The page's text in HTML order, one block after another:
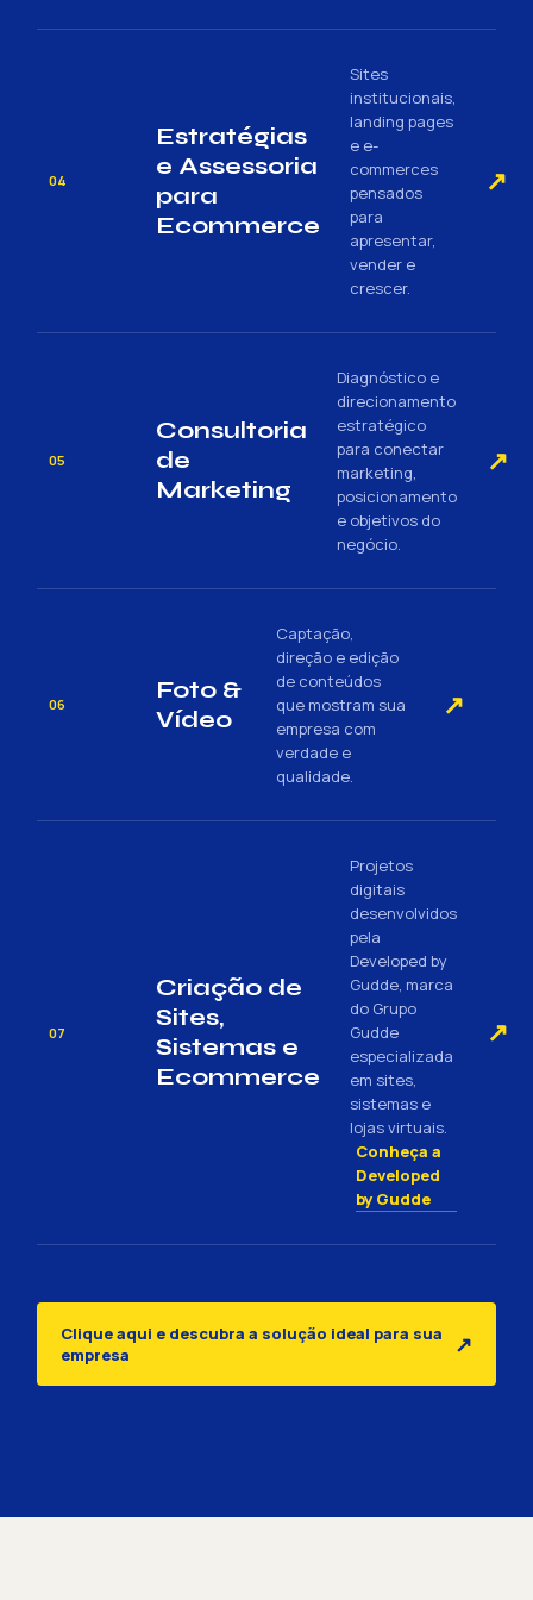
04
Estratégias
e Assessoria
para
Ecommerce
Sites
institucionais,
landing pages
e e-
commerces
pensados
para
apresentar,
vender e
crescer.
↗
05
Consultoria
de
Marketing
Diagnóstico e
direcionamento
estratégico
para conectar
marketing,
posicionamento
e objetivos do
negócio.
↗
06
Foto &
Vídeo
Captação,
direção e edição
de conteúdos
que mostram sua
empresa com
verdade e
qualidade.
↗
07
Criação de
Sites,
Sistemas e
Ecommerce
Projetos
digitais
desenvolvidos
pela
Developed by
Gudde, marca
do Grupo
Gudde
especializada
em sites,
sistemas e
lojas virtuais.
Conheça a
Developed
by Gudde
↗
Clique aqui e descubra a solução ideal para sua
empresa
↗